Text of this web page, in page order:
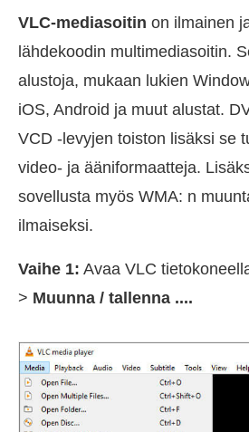
VLC-mediasoitin on ilmainen
lähdekoodin multimediasoitin.
alustoja, mukaan lukien
iOS, Android ja muut alustat.
VCD -levyjen toiston lisäksi se
video- ja ääniformaatteja.
sovellusta myös WMA: n
ilmaiseksi.
Vaihe 1: Avaa VLC
> Muunna / tallenna ....